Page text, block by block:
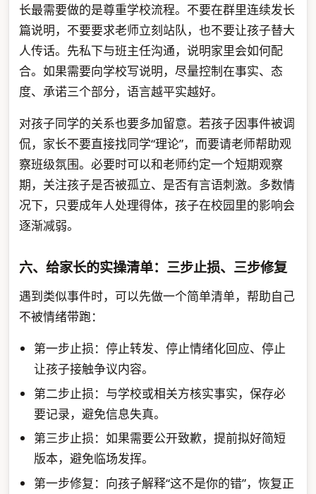
长最需要做的是尊重学校流程。不要在群里连续发长
篇说明，不要要求老师立刻站队，也不要让孩子替大
人传话。先私下与班主任沟通，说明家里会如何配
合。如果需要向学校写说明，尽量控制在事实、态
度、承诺三个部分，语言越平实越好。
对孩子同学的关系也要多加留意。若孩子因事件被调
侃，家长不要直接找同学“理论”，而要请老师帮助观
察班级氛围。必要时可以和老师约定一个短期观察
期，关注孩子是否被孤立、是否有言语刺激。多数情
况下，只要成年人处理得体，孩子在校园里的影响会
逐渐减弱。
六、给家长的实操清单：三步止损、三步修复
遇到类似事件时，可以先做一个简单清单，帮助自己
不被情绪带跑：
第一步止损：停止转发、停止情绪化回应、停止
让孩子接触争议内容。
第二步止损：与学校或相关方核实事实，保存必
要记录，避免信息失真。
第三步止损：如果需要公开致歉，提前拟好简短
版本，避免临场发挥。
第一步修复：向孩子解释“这不是你的错”，恢复正